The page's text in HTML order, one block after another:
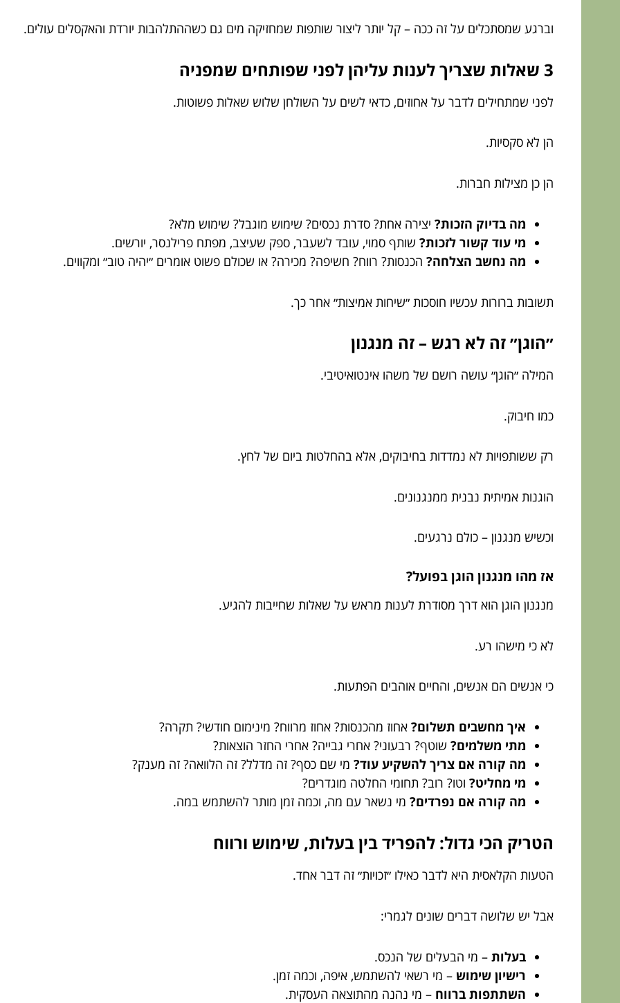
וברגע שמסתכלים על זה ככה – קל יותר ליצור שותפות שמחזיקה מים גם כשההתלהבות יורדת והאקסלים עולים.
3 שאלות שצריך לענות עליהן לפני שפותחים שמפניה
לפני שמתחילים לדבר על אחוזים, כדאי לשים על השולחן שלוש שאלות פשוטות.
הן לא סקסיות.
הן כן מצילות חברות.
מה בדיוק הזכות? יצירה אחת? סדרת נכסים? שימוש מוגבל? שימוש מלא?
מי עוד קשור לזכות? שותף סמוי, עובד לשעבר, ספק שעיצב, מפתח פרילנסר, יורשים.
מה נחשב הצלחה? הכנסות? רווח? חשיפה? מכירה? או שכולם פשוט אומרים ״יהיה טוב״ ומקווים.
תשובות ברורות עכשיו חוסכות ״שיחות אמיצות״ אחר כך.
״הוגן״ זה לא רגש – זה מנגנון
המילה ״הוגן״ עושה רושם של משהו אינטואיטיבי.
כמו חיבוק.
רק ששותפויות לא נמדדות בחיבוקים, אלא בהחלטות ביום של לחץ.
הוגנות אמיתית נבנית ממנגנונים.
וכשיש מנגנון – כולם נרגעים.
אז מהו מנגנון הוגן בפועל?
מנגנון הוגן הוא דרך מסודרת לענות מראש על שאלות שחייבות להגיע.
לא כי מישהו רע.
כי אנשים הם אנשים, והחיים אוהבים הפתעות.
איך מחשבים תשלום? אחוז מהכנסות? אחוז מרווח? מינימום חודשי? תקרה?
מתי משלמים? שוטף? רבעוני? אחרי גבייה? אחרי החזר הוצאות?
מה קורה אם צריך להשקיע עוד? מי שם כסף? זה מדלל? זה הלוואה? זה מענק?
מי מחליט? וטו? רוב? תחומי החלטה מוגדרים?
מה קורה אם נפרדים? מי נשאר עם מה, וכמה זמן מותר להשתמש במה.
הטריק הכי גדול: להפריד בין בעלות, שימוש ורווח
הטעות הקלאסית היא לדבר כאילו ״זכויות״ זה דבר אחד.
אבל יש שלושה דברים שונים לגמרי:
בעלות – מי הבעלים של הנכס.
רישיון שימוש – מי רשאי להשתמש, איפה, וכמה זמן.
השתתפות ברווח – מי נהנה מהתוצאה העסקית.